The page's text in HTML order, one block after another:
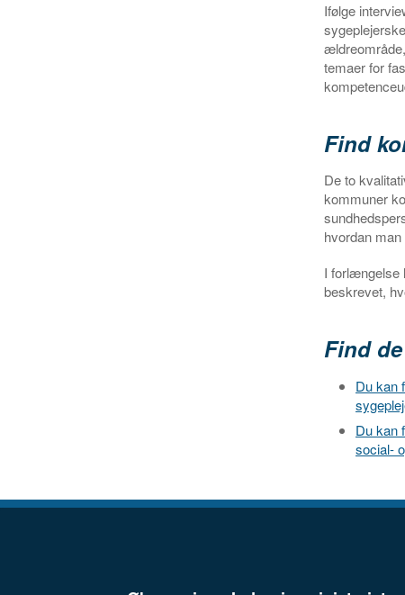
Ifølge
temaer for
Find
De to
kommuner
hvordan
I forlængelse
beskrevet,
Find
Du kan
Du kan
social-